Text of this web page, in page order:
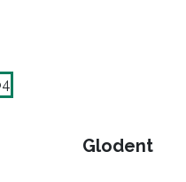
Glodent